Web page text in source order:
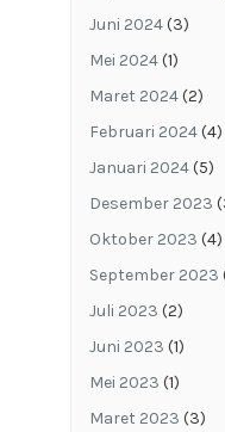
Juni 2024(3)
Mei 2024(1)
Maret 2024(2)
Februari 2024(4)
Januari 2024(5)
Desember 2023
Oktober 2023 (4)
September 2023
Juli 2023 (2)
Juni 2023 (1)
Mei 2023 (1)
Maret 2023 (3)